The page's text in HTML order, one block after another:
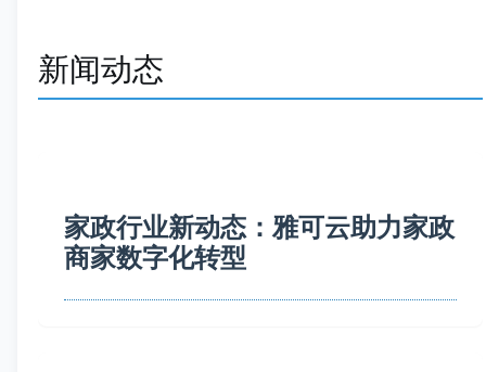
新闻动态
家政行业新动态：雅可云助力家政
商家数字化转型